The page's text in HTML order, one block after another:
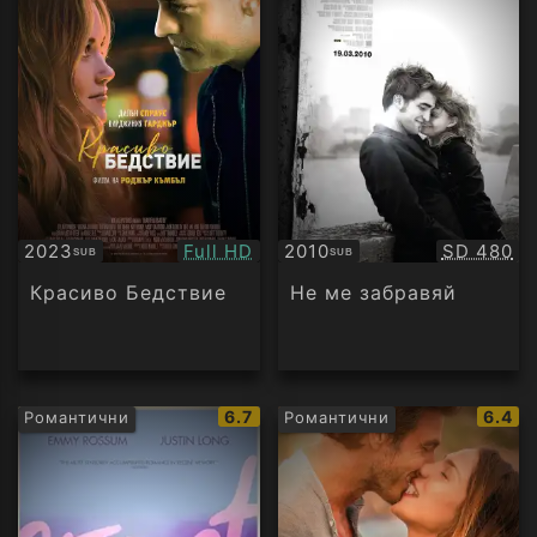
2023SUB
Субтитри Качество:
Full HD
Красиво Бедствие
2010SUB
Субтитри SD 480
Не ме забравяй
Романтични
IMDb
рейтинг:
6.7 Романтични
IMDb
6.4